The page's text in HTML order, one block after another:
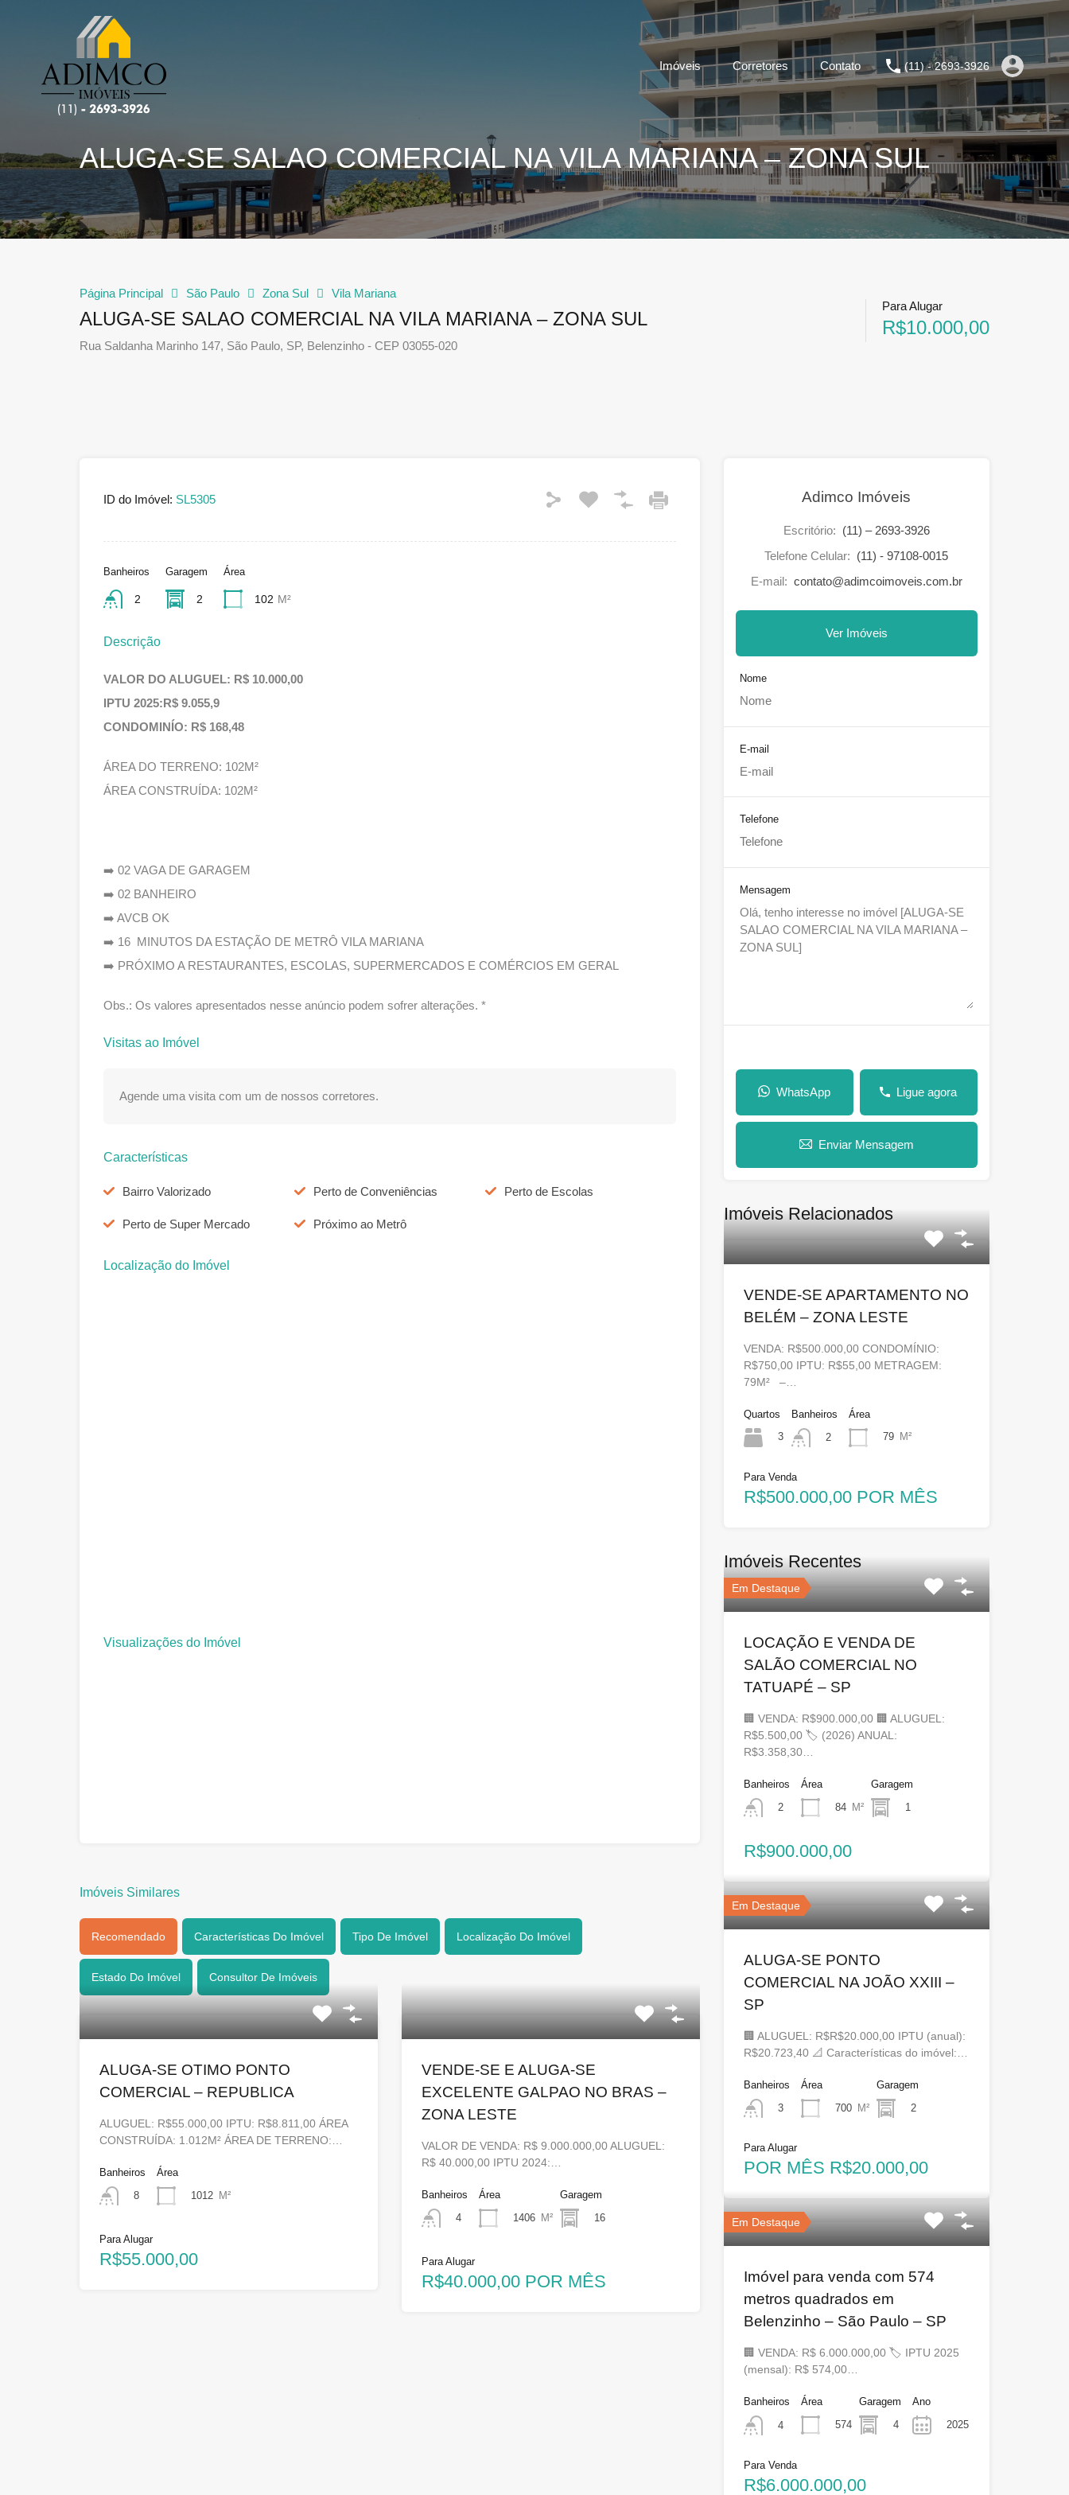
Imóveis Corretores Contato (11) - 2693-3926
ALUGA-SE SALAO COMERCIAL NA VILA MARIANA – ZONA SUL
Página Principal São Paulo Zona Sul Vila Mariana
ALUGA-SE SALAO COMERCIAL NA VILA MARIANA – ZONA SUL
Rua Saldanha Marinho 147, São Paulo, SP, Belenzinho - CEP 03055-020
Para Alugar
R$10.000,00
ID do Imóvel: SL5305
Banheiros
2
Garagem
2
Área
102 M²
Descrição
VALOR DO ALUGUEL: R$ 10.000,00
IPTU 2025:R$ 9.055,9
CONDOMINÍO: R$ 168,48
ÁREA DO TERRENO: 102M²
ÁREA CONSTRUÍDA: 102M²
➡️ 02 VAGA DE GARAGEM
➡️ 02 BANHEIRO
➡️ AVCB OK
➡️ 16 MINUTOS DA ESTAÇÃO DE METRÔ VILA MARIANA
➡️ PRÓXIMO A RESTAURANTES, ESCOLAS, SUPERMERCADOS E COMÉRCIOS EM GERAL
Obs.: Os valores apresentados nesse anúncio podem sofrer alterações. *
Visitas ao Imóvel
Agende uma visita com um de nossos corretores.
Características
Bairro Valorizado Perto de Conveniências Perto de Escolas
Perto de Super Mercado Próximo ao Metrô
Localização do Imóvel
Visualizações do Imóvel
Imóveis Similares
Recomendado Características Do Imóvel Tipo De Imóvel Localização Do Imóvel
Estado Do Imóvel Consultor De Imóveis
ALUGA-SE OTIMO PONTO
COMERCIAL – REPUBLICA
ALUGUEL: R$55.000,00 IPTU: R$8.811,00 ÁREA
CONSTRUÍDA: 1.012M² ÁREA DE TERRENO:…
Banheiros
8
Área
1012 M²
Para Alugar
R$55.000,00
VENDE-SE E ALUGA-SE
EXCELENTE GALPAO NO BRAS –
ZONA LESTE
VALOR DE VENDA: R$ 9.000.000,00 ALUGUEL:
R$ 40.000,00 IPTU 2024:…
Banheiros
4
Área
1406
M²
Garagem
16
Para Alugar
R$40.000,00 POR MÊS
Adimco Imóveis
Escritório: (11) – 2693-3926
Telefone Celular: (11) - 97108-0015
E-mail: contato@adimcoimoveis.com.br
Ver Imóveis
Nome
E-mail
Telefone
Mensagem
WhatsApp Ligue agora
Enviar Mensagem
Imóveis Relacionados
VENDE-SE APARTAMENTO NO
BELÉM – ZONA LESTE
VENDA: R$500.000,00 CONDOMÍNIO:
R$750,00 IPTU: R$55,00 METRAGEM:
79M² –…
Quartos
3
Banheiros
2
Área
79
M²
Para Venda
R$500.000,00 POR MÊS
Imóveis Recentes
Em Destaque
LOCAÇÃO E VENDA DE
SALÃO COMERCIAL NO
TATUAPÉ – SP
🏢 VENDA: R$900.000,00 🏢 ALUGUEL:
R$5.500,00 🏷 (2026) ANUAL:
R$3.358,30…
Banheiros
2
Área
84
M²
Garagem
1
R$900.000,00
Em Destaque
ALUGA-SE PONTO
COMERCIAL NA JOÃO XXIII –
SP
🏢 ALUGUEL: R$R$20.000,00 IPTU (anual):
R$20.723,40 📐 Características do imóvel:…
Banheiros
3
Área
700
M²
Garagem
2
Para Alugar
POR MÊS R$20.000,00
Em Destaque
Imóvel para venda com 574
metros quadrados em
Belenzinho – São Paulo – SP
🏢 VENDA: R$ 6.000.000,00 🏷 IPTU 2025
(mensal): R$ 574,00…
Banheiros
4
Área
574
Garagem
4
Ano
2025
Para Venda
R$6.000.000,00